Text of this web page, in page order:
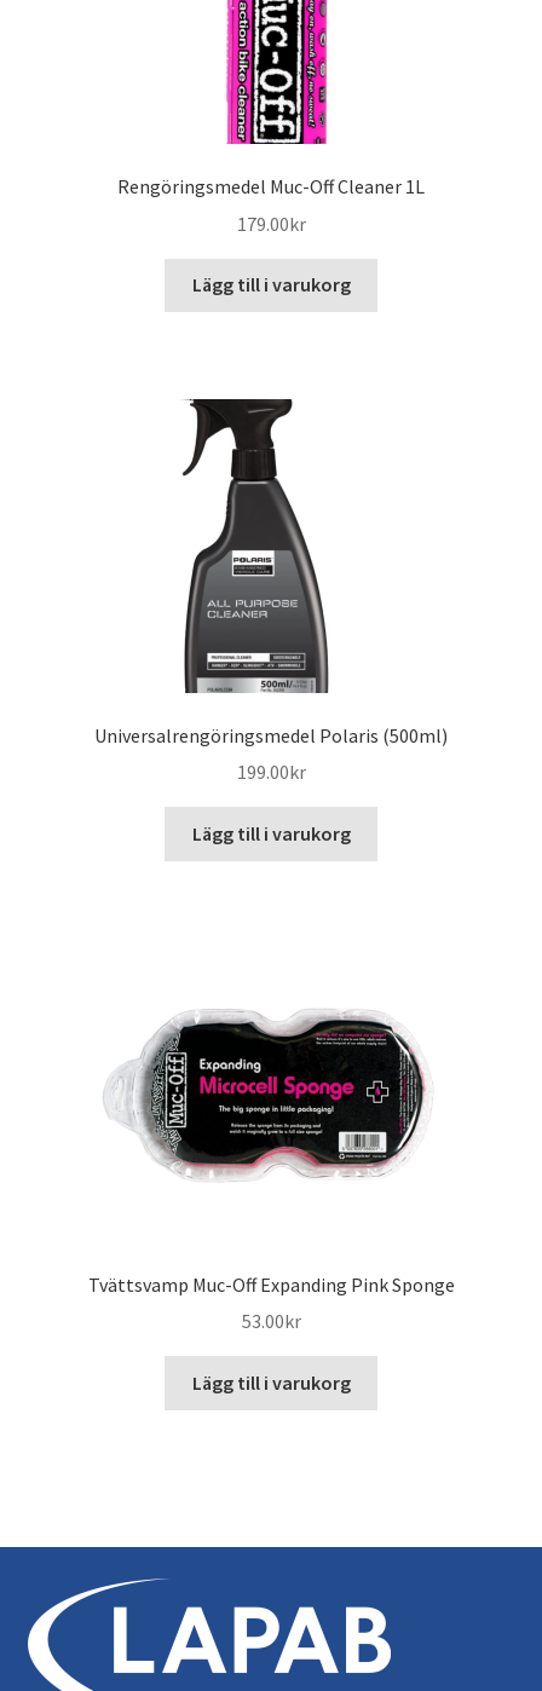
Rengöringsmedel Muc-Off Cleaner 1L
179.00kr
Lägg till i varukorg
Universalrengöringsmedel Polaris (500ml)
199.00kr
Lägg till i varukorg
Tvättsvamp Muc-Off Expanding Pink Sponge
53.00kr
Lägg till i varukorg